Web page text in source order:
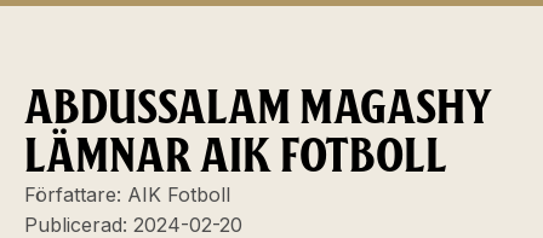
ABDUSSALAM MAGASHY
LÄMNAR AIK FOTBOLL
Författare: AIK Fotboll
Publicerad: 2024-02-20